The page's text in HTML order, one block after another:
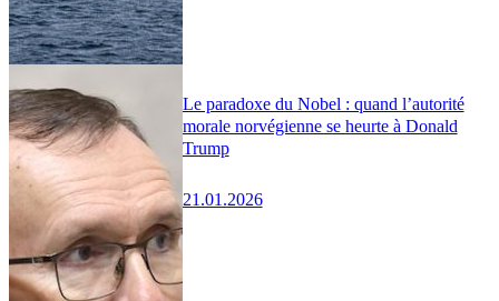
Le paradoxe du Nobel : quand l’autorité
morale norvégienne se heurte à Donald
Trump
21.01.2026